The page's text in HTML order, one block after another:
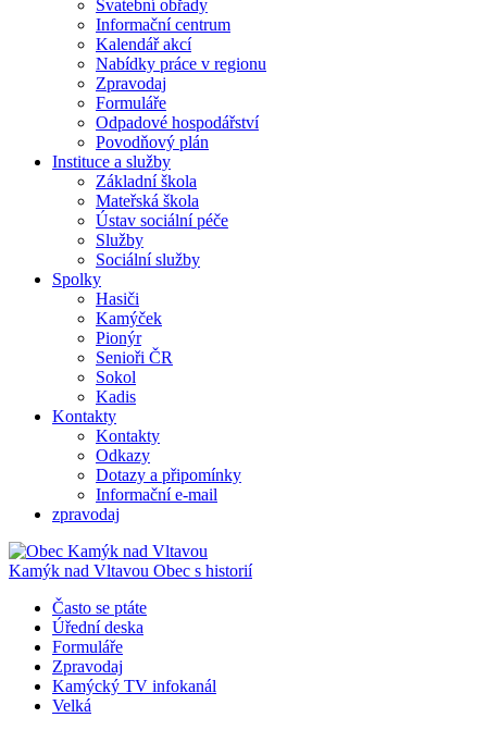
Svatební obřady
Informační centrum
Kalendář akcí
Nabídky práce v regionu
Zpravodaj
Formuláře
Odpadové hospodářství
Povodňový plán
Instituce a služby
Základní škola
Mateřská škola
Ústav sociální péče
Služby
Sociální služby
Spolky
Hasiči
Kamýček
Pionýr
Senioři ČR
Sokol
Kadis
Kontakty
Kontakty
Odkazy
Dotazy a připomínky
Informační e-mail
zpravodaj
Kamýk nad Vltavou Obec s historií
Často se ptáte
Úřední deska
Formuláře
Zpravodaj
Kamýcký TV infokanál
Velká